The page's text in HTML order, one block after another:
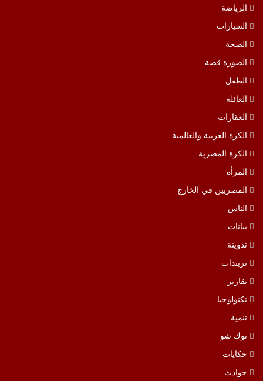
الرياضة
السيارات
الصحة
الصورة قصة
الطفل
العائلة
العقارات
الكرة العربية والعالمية
الكرة المصرية
المرأة
المصريين في الخارج
الناس
بيانات
تدوينة
تريندات
تقارير
تكنولوجيا
تنمية
توك شو
حكايات
حوادث